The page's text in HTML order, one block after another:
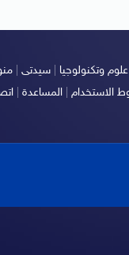
علوم وتكنولوجيا سيدتى
الاستخدام |المساعدة |